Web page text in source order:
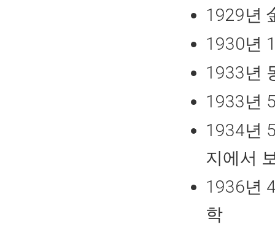
1929년
1930년
1933년
1933년
1934년
지에서
1936년
학